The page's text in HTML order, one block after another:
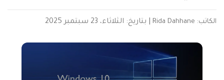
الكاتب: Rida Dahhane بتاريخ: الثلاثاء، 23 سبتمبر 2025